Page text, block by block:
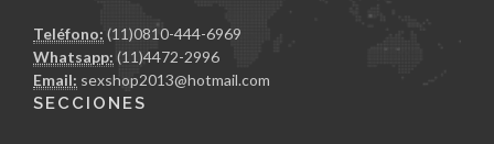
Teléfono: (11)0810-444-6969
Whatsapp: (11)4472-2996
Email: sexshop2013@hotmail.com
SECCIONES